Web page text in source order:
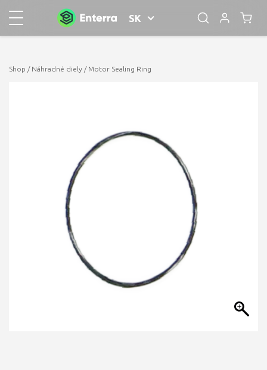
SK
Shop / Náhradné diely / Motor Sealing Ring